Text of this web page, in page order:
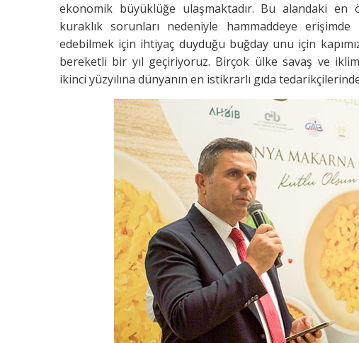
ekonomik büyüklüğe ulaşmaktadır. Bu alandaki en
kuraklık sorunları nedeniyle hammaddeye
edebilmek için ihtiyaç duyduğu buğday unu için
bereketli bir yıl geçiriyoruz. Birçok ülke savaş ve
ikinci yüzyılına dünyanın en istikrarlı gıda